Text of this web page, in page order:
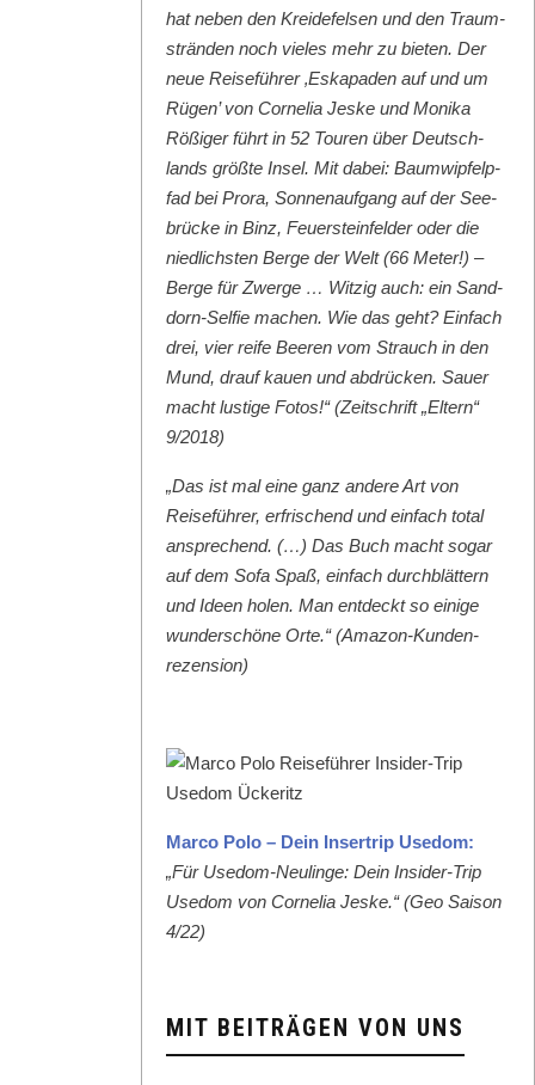
hat neben den Krei­de­felsen und den Traum­
strän­den noch vieles mehr zu bieten. Der
neue Reise­führer ‚Eska­paden auf und um
Rügen’ von Cor­nelia Jeske und Moni­ka
Rößiger führt in 52 Touren über Deutsch­
lands größte Insel. Mit dabei: Baumwipfelp­
fad bei Pro­ra, Son­nenauf­gang auf der See­
brücke in Binz, Feuer­ste­in­felder oder die
niedlich­sten Berge der Welt (66 Meter!) –
Berge für Zwerge … Witzig auch: ein Sand­
dorn-Self­ie machen. Wie das geht? Ein­fach
drei, vier reife Beeren vom Strauch in den
Mund, drauf kauen und abdrück­en. Sauer
macht lustige Fotos!“ (Zeitschrift „Eltern“
9/2018)
„Das ist mal eine ganz andere Art von
Reise­führer, erfrischend und ein­fach total
ansprechend. (…) Das Buch macht sog­ar
auf dem Sofa Spaß, ein­fach durch­blät­tern
und Ideen holen. Man ent­deckt so einige
wun­der­schöne Orte.“ (Ama­zon-Kun­den­
rezen­sion)
Mar­co Polo – Dein Inser­trip Use­dom:
„Für Use­dom-Neulinge: Dein Insid­er-Trip
Use­dom von Cor­nelia Jeske.“ (Geo Sai­son
4/22)
MIT BEITRÄGEN VON UNS